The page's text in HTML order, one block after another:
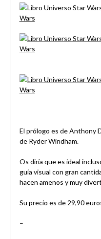
El prólogo es de Anthony
de Ryder Windham.
Os diría que es ideal
guía visual con gran
hacen amenos y muy
Su precio es de29,90
–